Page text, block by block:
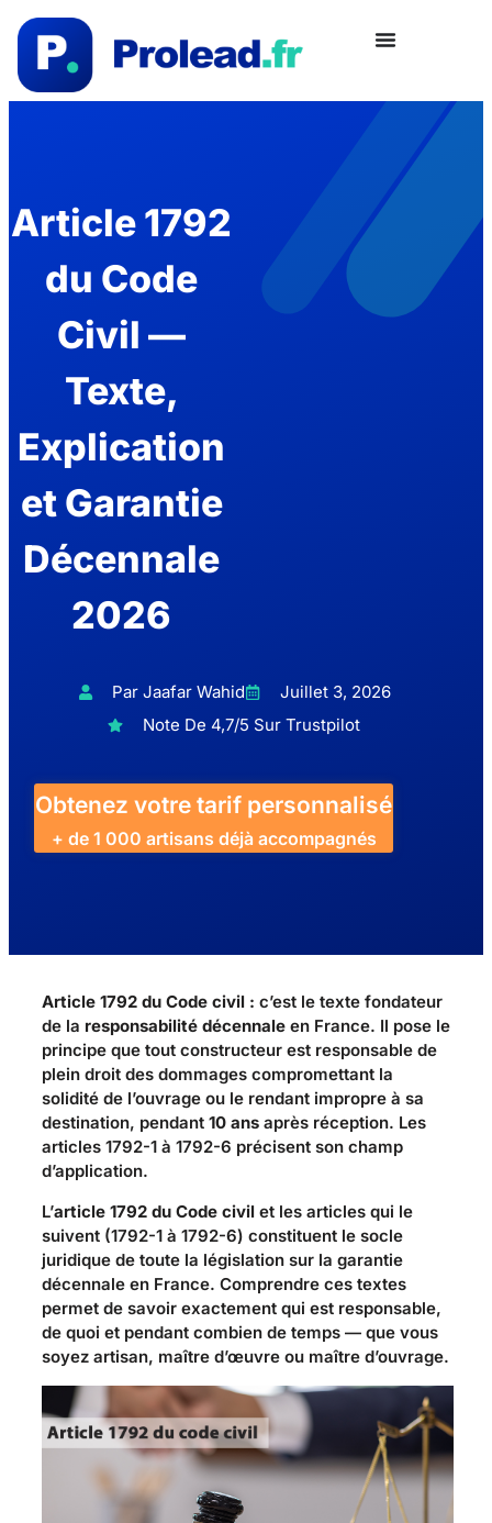
Article 1792
du Code
Civil —
Texte,
Explication
et Garantie
Décennale
2026
Par Jaafar Wahid
Juillet 3, 2026
Note De 4,7/5 Sur Trustpilot
Obtenez votre tarif personnalisé
+ de 1 000 artisans déjà accompagnés
Article 1792 du Code civil : c’est le texte fondateur
de la responsabilité décennale en France. Il pose le
principe que tout constructeur est responsable de
plein droit des dommages compromettant la
solidité de l’ouvrage ou le rendant impropre à sa
destination, pendant 10 ans après réception. Les
articles 1792-1 à 1792-6 précisent son champ
d’application.
L’article 1792 du Code civil et les articles qui le
suivent (1792-1 à 1792-6) constituent le socle
juridique de toute la législation sur la garantie
décennale en France. Comprendre ces textes
permet de savoir exactement qui est responsable,
de quoi et pendant combien de temps — que vous
soyez artisan, maître d’œuvre ou maître d’ouvrage.